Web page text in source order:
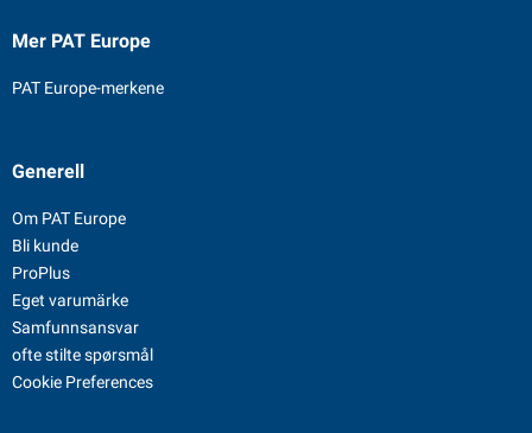
Mer PAT Europe
PAT Europe-merkene
Generell
Om PAT Europe
Bli kunde
ProPlus
Eget varumärke
Samfunnsansvar
ofte stilte spørsmål
Cookie Preferences